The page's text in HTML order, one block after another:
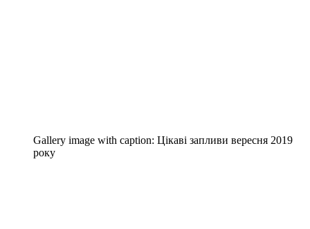
Gallery image with caption: Цікаві запливи вересня 2019
року